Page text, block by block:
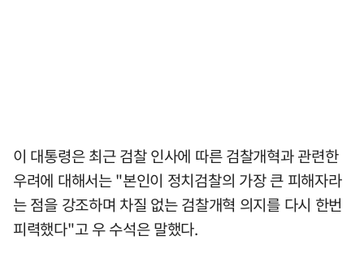
이 대통령은 최근 검찰 인사에 따른 검찰개혁과 관련한
우려에 대해서는 "본인이 정치검찰의 가장 큰 피해자라
는 점을 강조하며 차질 없는 검찰개혁 의지를 다시 한번
피력했다"고 우 수석은 말했다.